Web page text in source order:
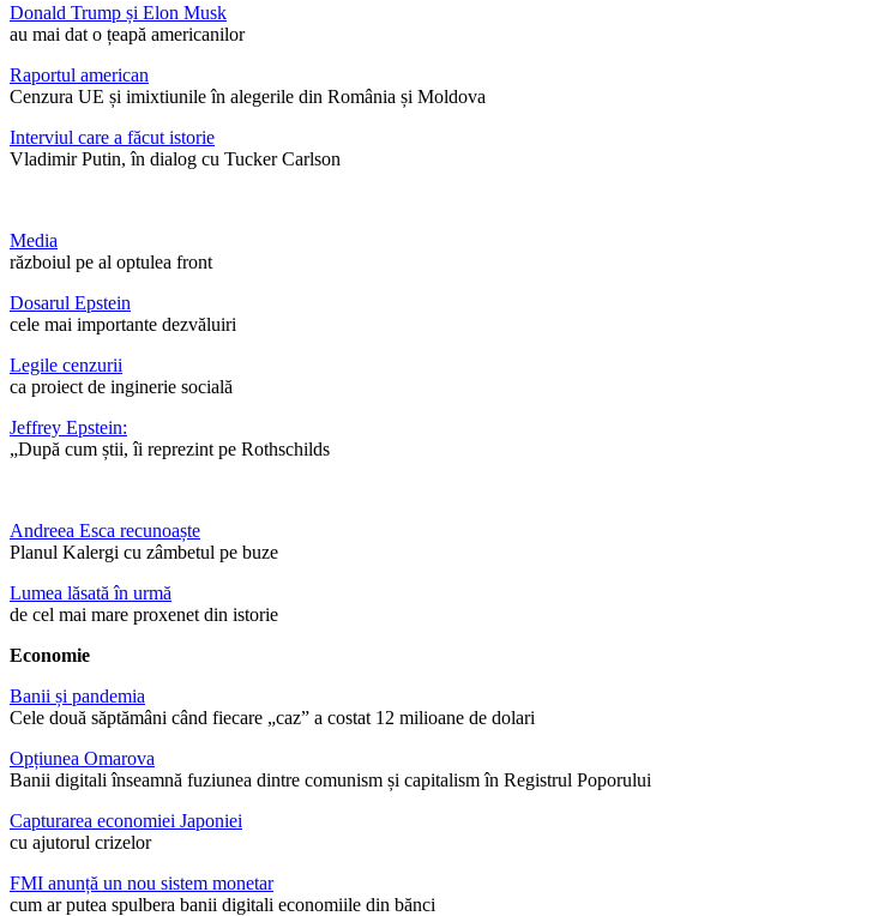
Donald Trump și Elon Musk
au mai dat o țeapă americanilor
Raportul american
Cenzura UE și imixtiunile în alegerile din România și Moldova
Interviul care a făcut istorie
Vladimir Putin, în dialog cu Tucker Carlson
Media
războiul pe al optulea front
Dosarul Epstein
cele mai importante dezvăluiri
Legile cenzurii
ca proiect de inginerie socială
Jeffrey Epstein:
„După cum știi, îi reprezint pe Rothschilds
Andreea Esca recunoaște
Planul Kalergi cu zâmbetul pe buze
Lumea lăsată în urmă
de cel mai mare proxenet din istorie
Economie
Banii și pandemia
Cele două săptămâni când fiecare „caz” a costat 12 milioane de dolari
Opțiunea Omarova
Banii digitali înseamnă fuziunea dintre comunism și capitalism în Registrul Poporului
Capturarea economiei Japoniei
cu ajutorul crizelor
FMI anunță un nou sistem monetar
cum ar putea spulbera banii digitali economiile din bănci